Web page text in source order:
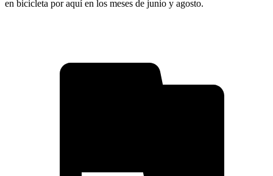
en bicicleta por aquí en los meses de junio y agosto.